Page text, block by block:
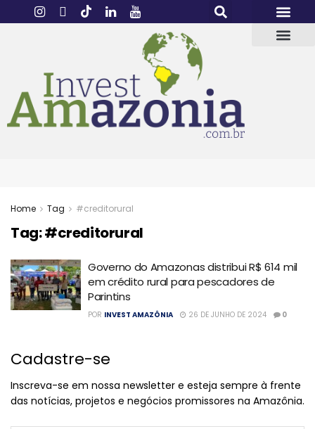
Home Tag #creditorural
Tag:#creditorural
Governo do Amazonas distribui R$ 614 mil
em crédito rural para pescadores de
Parintins
POR INVEST AMAZÔNIA 26 DE JUNHO DE 2024 0
Cadastre-se
Inscreva-se em nossa newsletter e esteja sempre à frente
das notícias, projetos e negócios promissores na Amazônia.